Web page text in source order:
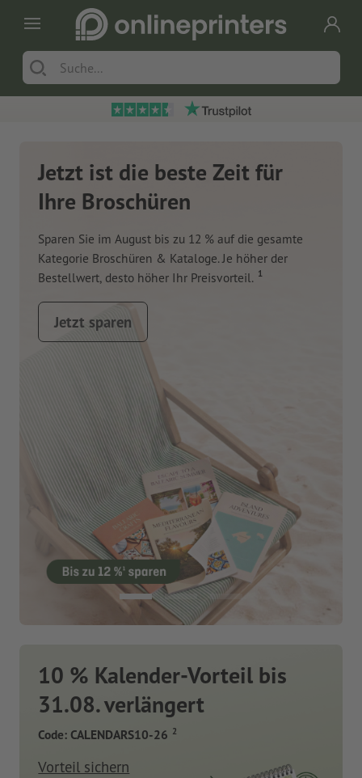
Jetzt ist die beste Zeit für
Ihre Broschüren
Sparen Sie im August bis zu 12 % auf die gesamte
Kategorie Broschüren & Kataloge. Je höher der
Bestellwert, desto höher Ihr Preisvorteil. 1
Jetzt sparen
10 % Kalender-Vorteil bis
31.08. verlängert
Code: CALENDARS10-26 2
Vorteil sichern